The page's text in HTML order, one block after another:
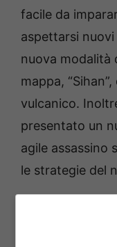
facile da
aspettarsi
nuova modalità
mappa,
vulcanico.
presentato un
agile assassino
le strategie del
https://
Durante Steam